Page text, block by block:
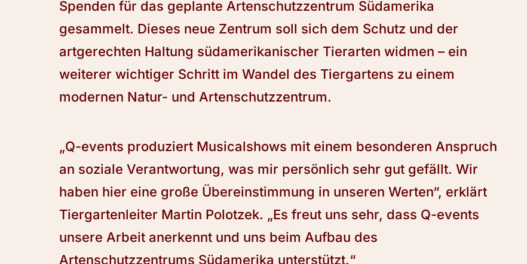
Spenden für das geplante Artenschutzzentrum Südamerika
gesammelt. Dieses neue Zentrum soll sich dem Schutz und der
artgerechten Haltung südamerikanischer Tierarten widmen – ein
weiterer wichtiger Schritt im Wandel des Tiergartens zu einem
modernen Natur- und Artenschutzzentrum.
„Q-events produziert Musicalshows mit einem besonderen Anspruch
an soziale Verantwortung, was mir persönlich sehr gut gefällt. Wir
haben hier eine große Übereinstimmung in unseren Werten“, erklärt
Tiergartenleiter Martin Polotzek. „Es freut uns sehr, dass Q-events
unsere Arbeit anerkennt und uns beim Aufbau des
Artenschutzzentrums Südamerika unterstützt.“